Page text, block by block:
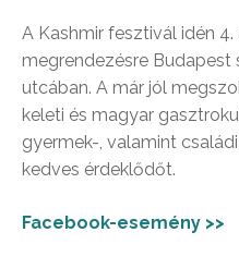
A Kashmir fesztivál idén
megrendezésre Budapest
utcában. A már jól
keleti és magyar
gyermek-, valamint
kedves érdeklődőt.
Facebook-esemény >>